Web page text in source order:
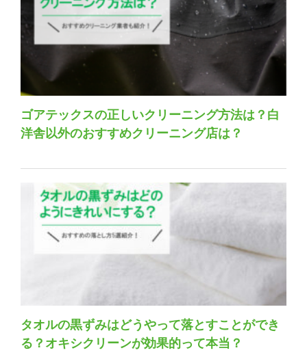
ゴアテックスの正しいクリーニング方法は？白
洋舎以外のおすすめクリーニング店は？
タオルの黒ずみはどうやって落とすことができ
る？オキシクリーンが効果的って本当？